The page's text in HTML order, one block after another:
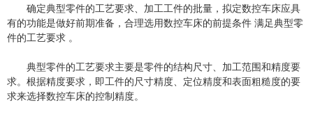
确定典型零件的工艺要求、加工工件的批量，拟定数控车床应具
有的功能是做好前期准备，合理选用数控车床的前提条件 满足典型零
件的工艺要求 。
典型零件的工艺要求主要是零件的结构尺寸、加工范围和精度要
求。根据精度要求，即工件的尺寸精度、定位精度和表面粗糙度的要
求来选择数控车床的控制精度。